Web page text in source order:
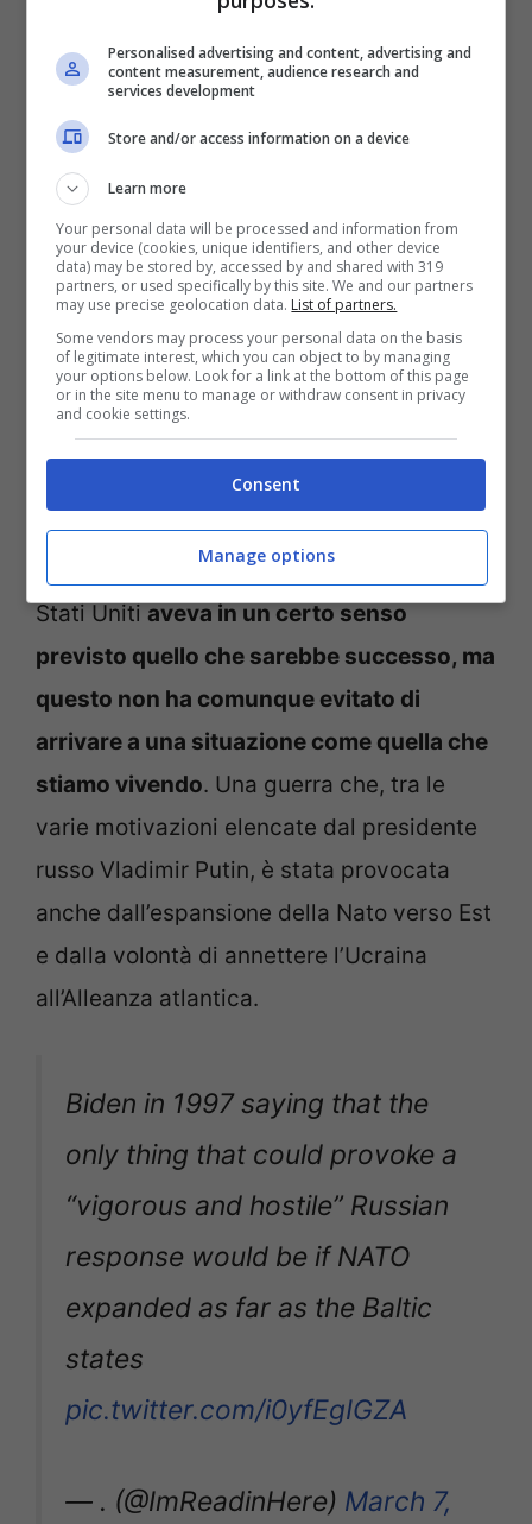
Sette anni più tardi, nel 2004, la Lituania,
la Lettonia e l’Estonia entrarono però a far
parte dell’Alleanza atlantica, così come la
Repubblica Ceca, la Romania e la Bulgaria.
A partire da quel momentoi soli stati
cuscinetto a separazione tra la Russia e
l’Occidente sono diventati la Bielorussia,
la Finlandia e, appunto, l’Ucraina. Oggi, a
distanza di un quarto di secolo da quel
discorso di Biden, quelle parole risuonano
in modo vigoroso e preoccupante con i
fatti d’attualità. L’attuale presidente degli
Stati Uniti aveva in un certo senso
previsto quello che sarebbe successo, ma
questo non ha comunque evitato di
arrivare a una situazione come quella che
stiamo vivendo. Una guerra che, tra le
varie motivazioni elencate dal presidente
russo Vladimir Putin, è stata provocata
anche dall’espansione della Nato verso Est
e dalla volontà di annettere l’Ucraina
all’Alleanza atlantica.
Biden in 1997 saying that the
only thing that could provoke a
“vigorous and hostile” Russian
response would be if NATO
expanded as far as the Baltic
states
pic.twitter.com/i0yfEgIGZA
— . (@ImReadinHere) March 7,
Personalised advertising and content, advertising and
content measurement, audience research and
services development
Store and/or access information on a device
Learn more
Your personal data will be processed and information from
your device (cookies, unique identifiers, and other device
data) may be stored by, accessed by and shared with 319
partners, or used specifically by this site. We and our partners
may use precise geolocation data. List of partners.
Some vendors may process your personal data on the basis
of legitimate interest, which you can object to by managing
your options below. Look for a link at the bottom of this page
or in the site menu to manage or withdraw consent in privacy
and cookie settings.
Consent
Manage options